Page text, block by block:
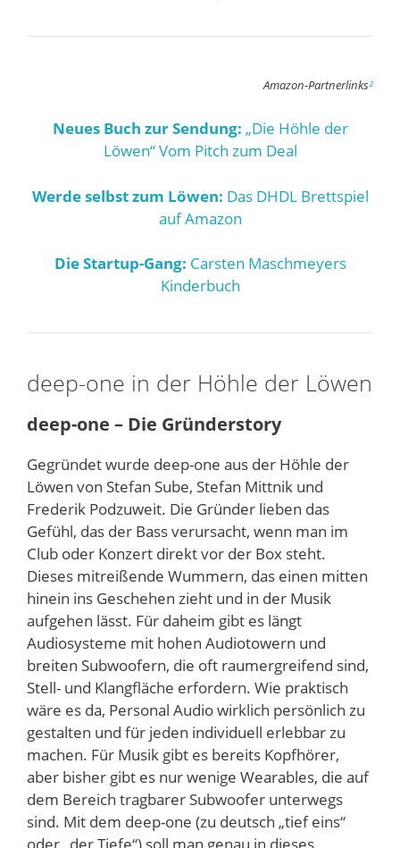
Amazon-Partnerlinks²
Neues Buch zur Sendung: „Die Höhle der
Löwen“ Vom Pitch zum Deal
Werde selbst zum Löwen: Das DHDL Brettspiel
auf Amazon
Die Startup-Gang: Carsten Maschmeyers
Kinderbuch
deep-one in der Höhle der Löwen
deep-one – Die Gründerstory
Gegründet wurde deep-one aus der Höhle der
Löwen von Stefan Sube, Stefan Mittnik und
Frederik Podzuweit. Die Gründer lieben das
Gefühl, das der Bass verursacht, wenn man im
Club oder Konzert direkt vor der Box steht.
Dieses mitreißende Wummern, das einen mitten
hinein ins Geschehen zieht und in der Musik
aufgehen lässt. Für daheim gibt es längt
Audiosysteme mit hohen Audiotowern und
breiten Subwoofern, die oft raumergreifend sind,
Stell- und Klangfläche erfordern. Wie praktisch
wäre es da, Personal Audio wirklich persönlich zu
gestalten und für jeden individuell erlebbar zu
machen. Für Musik gibt es bereits Kopfhörer,
aber bisher gibt es nur wenige Wearables, die auf
dem Bereich tragbarer Subwoofer unterwegs
sind. Mit dem deep-one (zu deutsch „tief eins“